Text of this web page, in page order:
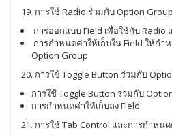
19. การใช้ Radio ร่วมกับ Option
การออกแบบ Field เพื่อใช้กับ Radio
การกำหนดค่าให้เก็บใน Field ให้กำ
Option Group
20. การใช้ Toggle Button ร่วมกับ
การใช้ Toggle Button ร่วมกับ
การกำหนดค่าให้เก็บลง Field
21. การใช้ Tab Control และการกำหน